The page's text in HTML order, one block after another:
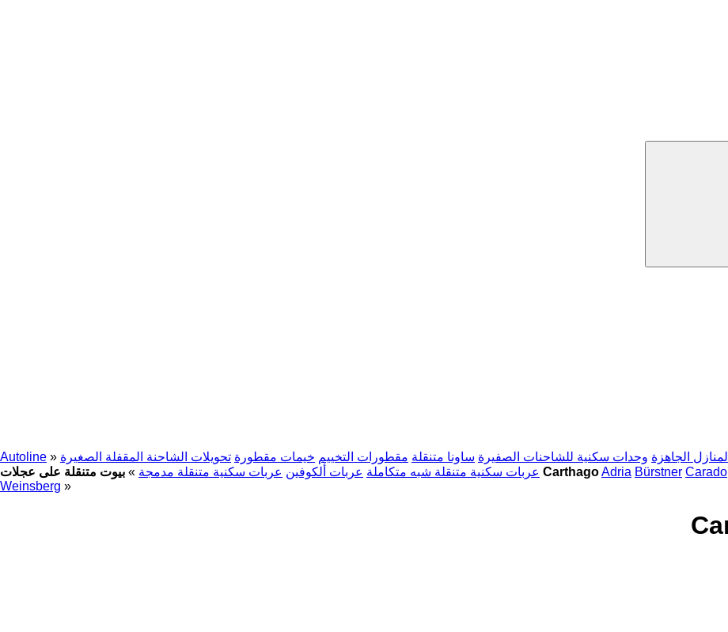
Autoline » المنازل الجاهزة وحدات سكنية للشاحنات الصفيرة ساونا متنقلة مقطورات التخييم خيمات مقطورة تحويلات الشاحنة المقفلة الصغيرة
عربات سكنية متنقلة شبه متكاملة عربات ألكوفين عربات سكنية متنقلة مدمجة » بيوت متنقلة على عجلات CarthagoAdria Bürstner Carado
Weinsberg »